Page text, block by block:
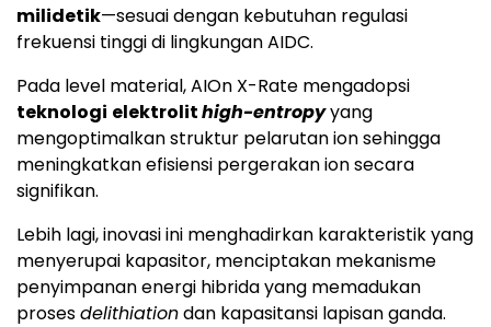
milidetik—sesuai dengan kebutuhan regulasi
frekuensi tinggi di lingkungan AIDC.
Pada level material, AIOn X-Rate mengadopsi
teknologi elektrolithigh-entropyyang
mengoptimalkan struktur pelarutan ion sehingga
meningkatkan efisiensi pergerakan ion secara
signifikan.
Lebih lagi, inovasi ini menghadirkan karakteristik yang
menyerupai kapasitor, menciptakan mekanisme
penyimpanan energi hibrida yang memadukan
prosesdelithiationdan kapasitansi lapisan ganda.